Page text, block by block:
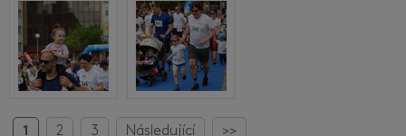
1 2 3 Následující >>